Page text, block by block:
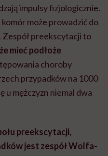
impulsy fizjologicznie.
może prowadzić do
preekscytacji to
mieć podłoże
choroby
przypadków na 1000
u mężczyzn niemal dwa
preekscytacji,
jest zespół Wolfa-